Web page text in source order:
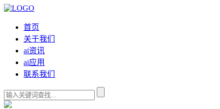
首页
关于我们
ai资讯
ai应用
联系我们